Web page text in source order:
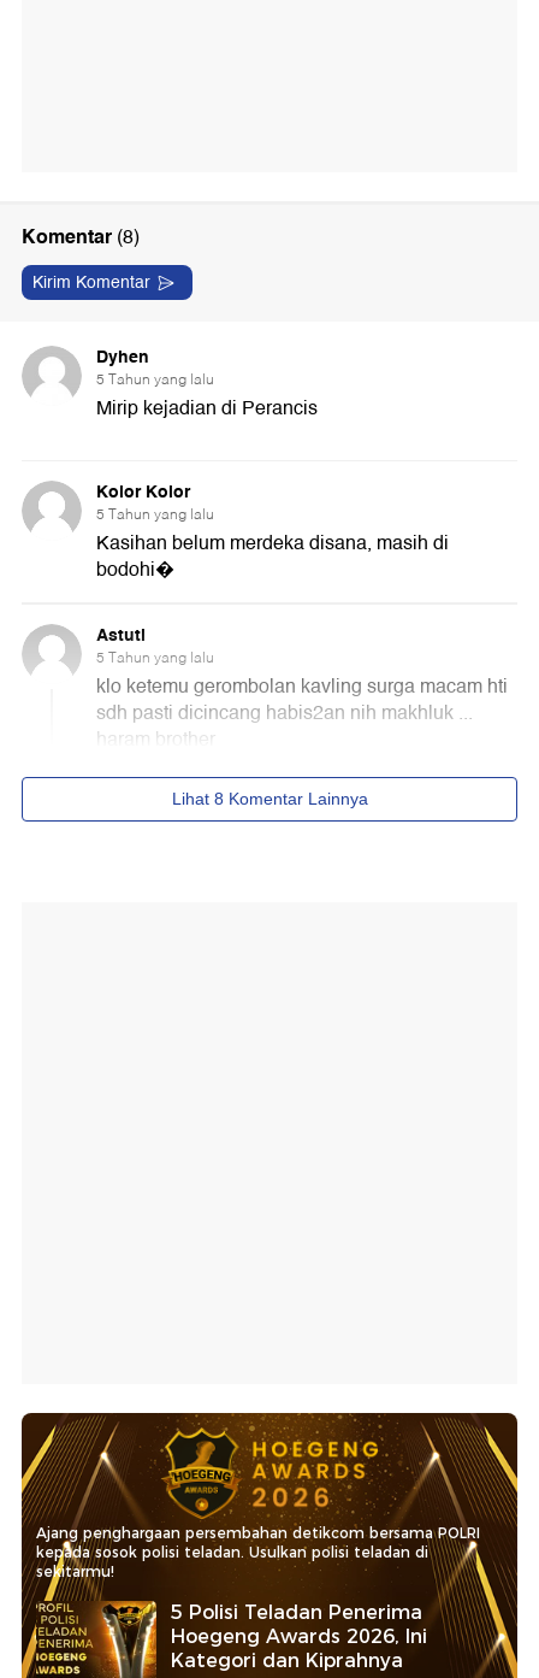
Ajang penghargaan persembahan detikcom bersama POLRI
kepada sosok polisi teladan. Usulkan polisi teladan di
sekitarmu!
5 Polisi Teladan Penerima
Hoegeng Awards 2026, Ini
Kategori dan Kiprahnya